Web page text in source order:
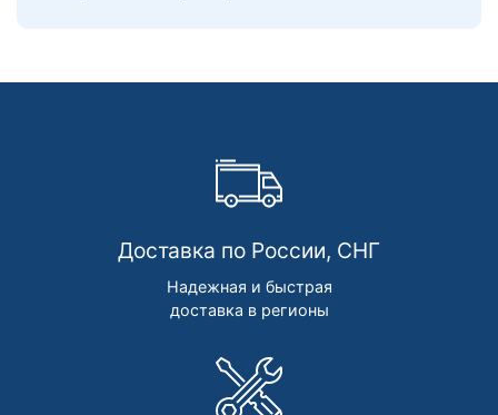
Доставка по России, СНГ
Надежная и быстрая
доставка в регионы